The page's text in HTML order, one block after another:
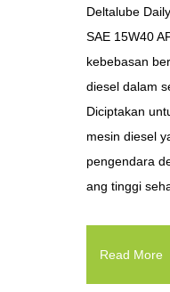
Deltalube
SAE 15W40
kebebasan
diesel dalam
Diciptakan
mesin diesel
pengendara
ang tinggi
Read More